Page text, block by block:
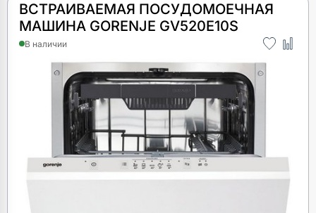
ВСТРАИВАЕМАЯ ПОСУДОМОЕЧНАЯ
МАШИНА GORENJE GV520E10S
В наличии